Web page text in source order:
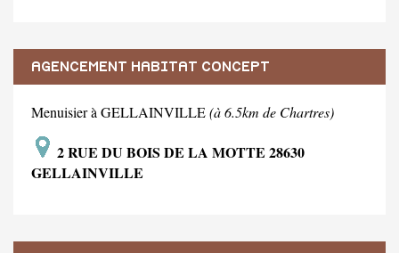
AGENCEMENT HABITAT CONCEPT
Menuisier à GELLAINVILLE(à 6.5km de Chartres)
2 RUE DU BOIS DE LA MOTTE 28630
GELLAINVILLE